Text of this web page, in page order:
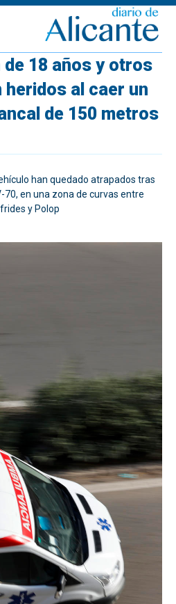
de 18 años y otros
al caer un
de 150 metros
han quedado atrapados tras
70, en una zona de curvas entre
y Polop